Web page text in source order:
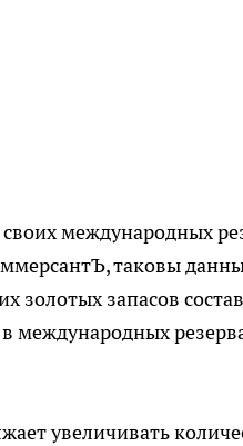
международных
таковы
золотых запасов
международных
увеличивать